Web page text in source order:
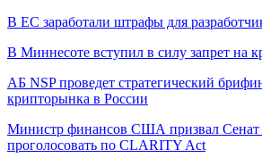
В ЕС заработали штрафы для
В Миннесоте вступил в силу запрет на
АБ NSP проведет стратегический
крипторынка в России
Министр финансов США призвал Сенат
проголосовать по CLARITY Act